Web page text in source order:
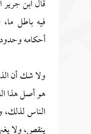
قال ابن جرير
فيه باطل
أحكامه
ولا شك أن
هو أصل هذا
الناس لذلك،
ينقص، ولا